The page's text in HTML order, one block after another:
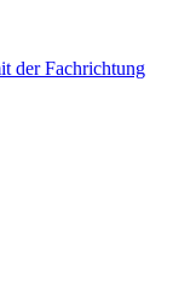
der Fachrichtung